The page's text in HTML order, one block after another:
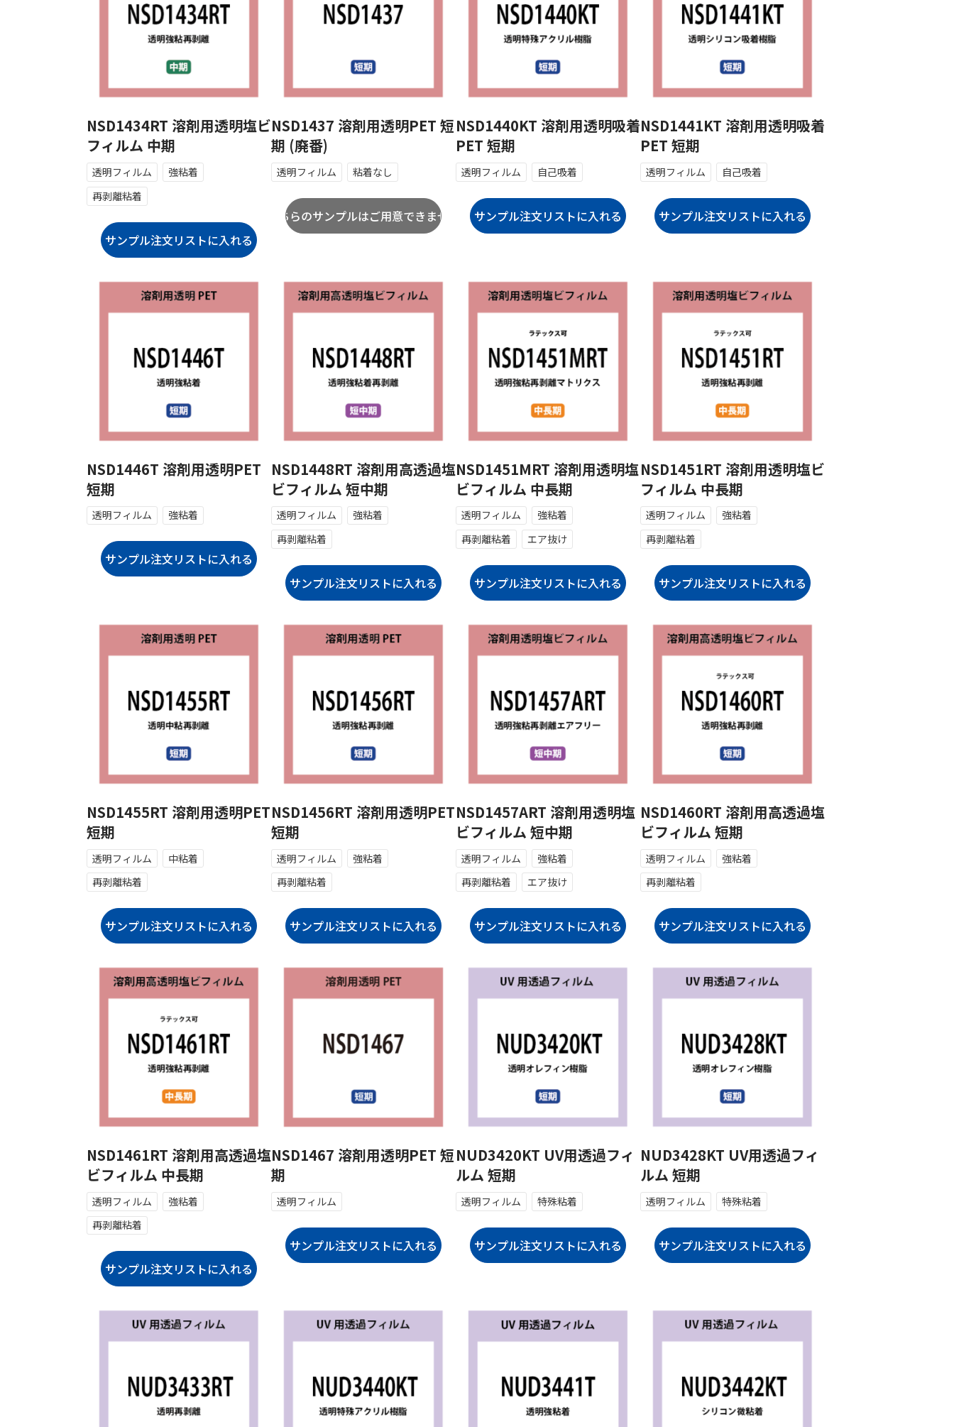
NSD1434RT 溶剤用透明塩ビ
フィルム 中期
透明フィルム
強粘着
再剥離粘着
NSD1437 溶剤用透明PET 短
期 (廃番)
透明フィルム 粘着なし
NSD1440KT 溶剤用透明吸着
PET 短期
透明フィルム 自己吸着
NSD1441KT 溶剤用透明吸着
PET 短期
透明フィルム 自己吸着
NSD1446T 溶剤用透明PET
短期
透明フィルム 強粘着
NSD1448RT 溶剤用高透過塩
ビフィルム 短中期
透明フィルム
強粘着
再剥離粘着
NSD1451MRT 溶剤用透明塩
ビフィルム 中長期
透明フィルム
強粘着
再剥離粘着
エア抜け
NSD1451RT 溶剤用透明塩ビ
フィルム 中長期
透明フィルム
強粘着
再剥離粘着
NSD1455RT 溶剤用透明PET
短期
透明フィルム
中粘着
再剥離粘着
NSD1456RT 溶剤用透明PET
短期
透明フィルム
強粘着
再剥離粘着
NSD1457ART 溶剤用透明塩
ビフィルム 短中期
透明フィルム
強粘着
再剥離粘着
エア抜け
NSD1460RT 溶剤用高透過塩
ビフィルム 短期
透明フィルム
強粘着
再剥離粘着
NSD1461RT 溶剤用高透過塩
ビフィルム 中長期
透明フィルム
強粘着
再剥離粘着
NSD1467 溶剤用透明PET 短
期
透明フィルム
NUD3420KT UV用透過フィ
ルム 短期
透明フィルム 特殊粘着
NUD3428KT UV用透過フィ
ルム 短期
透明フィルム 特殊粘着